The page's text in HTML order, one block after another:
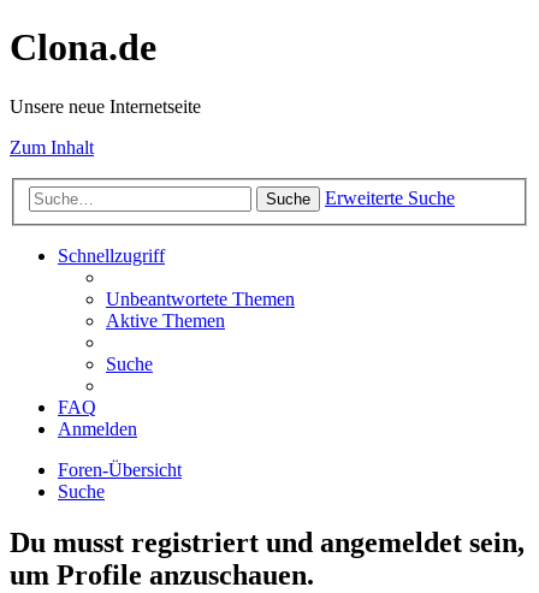
Clona.de
Unsere neue Internetseite
Zum Inhalt
Suche Erweiterte Suche
Schnellzugriff
Unbeantwortete Themen
Aktive Themen
Suche
FAQ
Anmelden
Foren-Übersicht
Suche
Du musst registriert und angemeldet sein,
um Profile anzuschauen.